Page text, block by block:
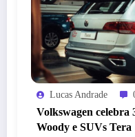
Lucas Andrade
Volkswagen celebra
Woody e SUVs Tera